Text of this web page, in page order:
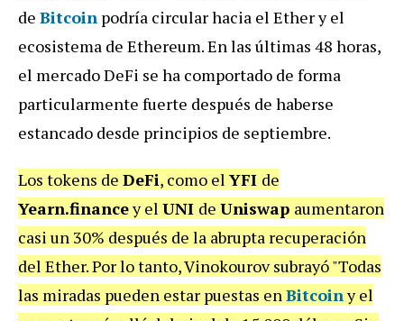
de Bitcoin podría circular hacia el Ether y el
ecosistema de Ethereum. En las últimas 48 horas,
el mercado DeFi se ha comportado de forma
particularmente fuerte después de haberse
estancado desde principios de septiembre.
Los tokens de DeFi, como el YFI de
Yearn.financey el UNI de Uniswap aumentaron
casi un 30% después de la abrupta recuperación
del Ether. Por lo tanto, Vinokourov subrayó "Todas
las miradas pueden estar puestas en Bitcoiny el